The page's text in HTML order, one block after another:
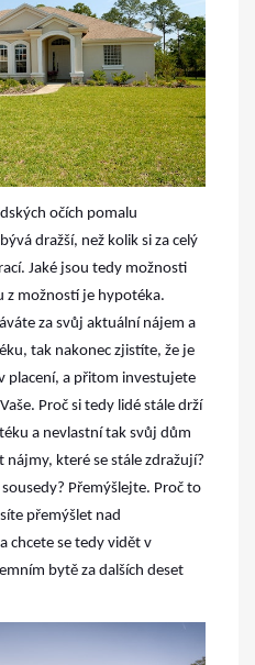
očích pomalu
dražší, než kolik si za celý
Jaké jsou tedy možnosti
z možností je hypotéka.
za svůj aktuální nájem a
tak nakonec zjistíte, že je
placení, a přitom investujete
Proč si tedy lidé stále drží
a nevlastní tak svůj dům
které se stále zdražují?
Přemýšlejte. Proč to
přemýšlet nad
chcete se tedy vidět v
bytě za dalších deset